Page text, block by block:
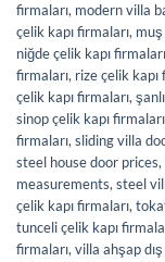
firmaları, modern villa
çelik kapı firmaları, muş
niğde çelik kapı firmaları
firmaları, rize çelik kapı
çelik kapı firmaları,
sinop çelik kapı firmaları
firmaları, sliding villa
steel house door prices,
measurements, steel
çelik kapı firmaları,
tunceli çelik kapı
firmaları, villa ahşap